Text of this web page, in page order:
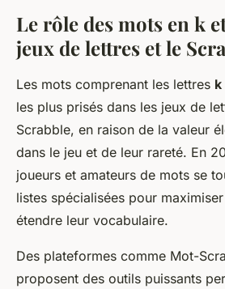
Le rôle des mots en k
jeux de lettres et le
Les mots comprenant les lettres k
les plus prisés dans les jeux de
Scrabble, en raison de la valeur
dans le jeu et de leur rareté. En
joueurs et amateurs de mots se
listes spécialisées pour
étendre leur vocabulaire.
Des plateformes comme Mot-
proposent des outils puissants